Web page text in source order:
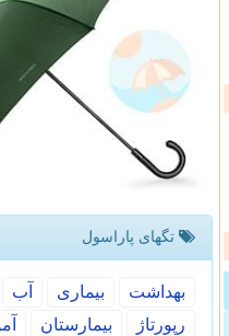
تگهای پاراسول
بهداشت بیماری آب
رپورتاژ
بیمارستان